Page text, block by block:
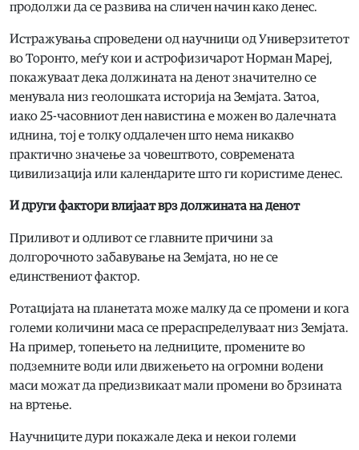
продолжи да се развива на сличен начин како денес.
Истражувања спроведени од научници од Универзитетот
во Торонто, меѓу кои и астрофизичарот Норман Мареј,
покажуваат дека должината на денот значително се
менувала низ геолошката историја на Земјата. Затоа,
иако 25-часовниот ден навистина е можен во далечната
иднина, тој е толку оддалечен што нема никакво
практично значење за човештвото, современата
цивилизација или календарите што ги користиме денес.
И други фактори влијаат врз должината на денот
Приливот и одливот се главните причини за
долгорочното забавување на Земјата, но не се
единствениот фактор.
Ротацијата на планетата може малку да се промени и кога
големи количини маса се прераспределуваат низ Земјата.
На пример, топењето на ледниците, промените во
подземните води или движењето на огромни водени
маси можат да предизвикаат мали промени во брзината
на вртење.
Научниците дури покажале дека и некои големи